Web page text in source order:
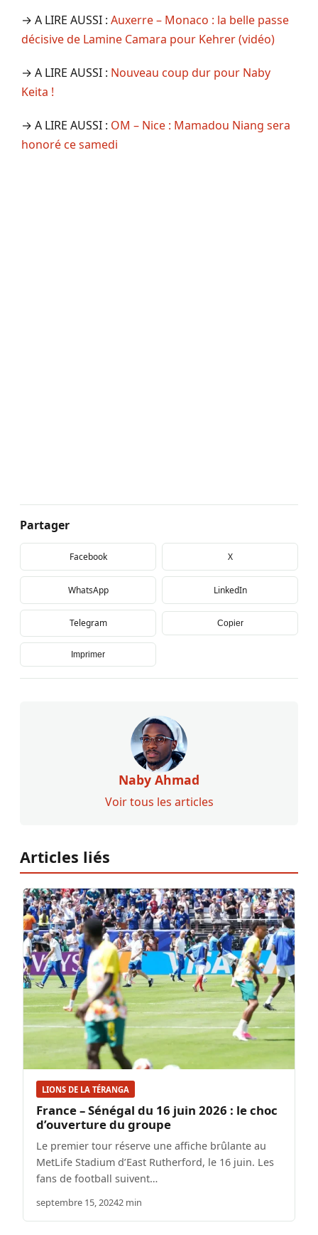
→ A LIRE AUSSI : Auxerre – Monaco : la belle passe
décisive de Lamine Camara pour Kehrer (vidéo)
→ A LIRE AUSSI : Nouveau coup dur pour Naby
Keita !
→ A LIRE AUSSI : OM – Nice : Mamadou Niang sera
honoré ce samedi
Partager
Facebook X
WhatsApp LinkedIn
Telegram Copier
Imprimer
Naby Ahmad
Voir tous les articles
Articles liés
LIONS DE LA TÉRANGA
France – Sénégal du 16 juin 2026 : le choc
d’ouverture du groupe
Le premier tour réserve une affiche brûlante au
MetLife Stadium d’East Rutherford, le 16 juin. Les
fans de football suivent…
septembre 15, 20242 min